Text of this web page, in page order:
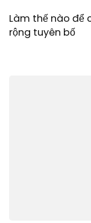
Làm thế nào để
rộng tuyên bố